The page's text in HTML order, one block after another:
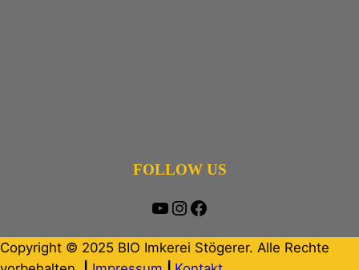
FOLLOW US
YouTube Instagram Facebook
Copyright © 2025 BIO Imkerei Stögerer. Alle Rechte